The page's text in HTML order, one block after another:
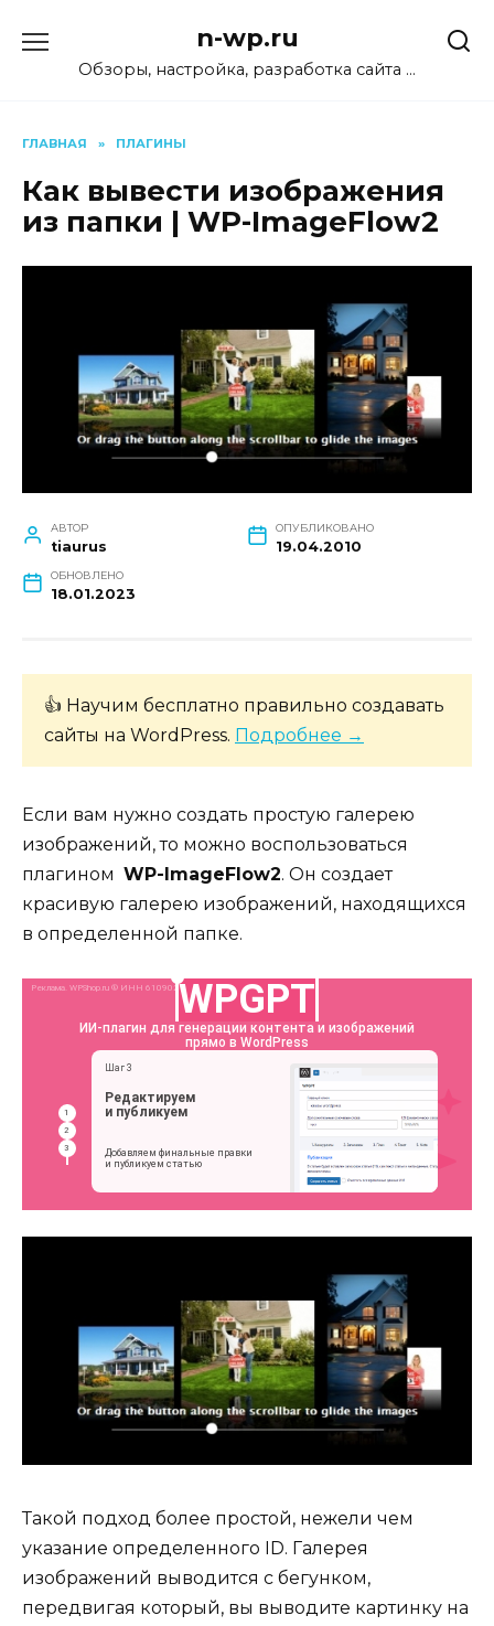
содержанию
n-wp.ru
Обзоры, настройка, разработка сайта …
ГЛАВНАЯ » ПЛАГИНЫ
Как вывести изображения
из папки | WP-ImageFlow2
АВТОР
tiaurus
ОПУБЛИКОВАНО
19.04.2010
ОБНОВЛЕНО
18.01.2023
👍 Научим бесплатно правильно создавать
сайты на WordPress. Подробнее →
Если вам нужно создать простую галерею
изображений, то можно воспользоваться
плагином WP-ImageFlow2. Он создает
красивую галерею изображений, находящихся
в определенной папке.
Такой подход более простой, нежели чем
указание определенного ID. Галерея
изображений выводится с бегунком,
передвигая который, вы выводите картинку на